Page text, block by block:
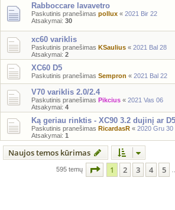
Rabboccare lavavetro
Paskutinis pranešimas pollux « 2021 Bir 22
Atsakymai: 30
xc60 variklis
Paskutinis pranešimas KSaulius « 2021 Bal 28
Atsakymai: 2
XC60 D5
Paskutinis pranešimas Sempron « 2021 Bal 22
V70 variklis 2.0/2.4
Paskutinis pranešimas Pikcius « 2021 Vas 06
Atsakymai: 4
Ką geriau rinktis - XC90 3.2 dujinį ar
Paskutinis pranešimas RicardasR « 2020 Gru 30
Atsakymai: 1
Naujos temos kūrimas
595 temų Puslapis 1iš 24
1 2 3 4 5